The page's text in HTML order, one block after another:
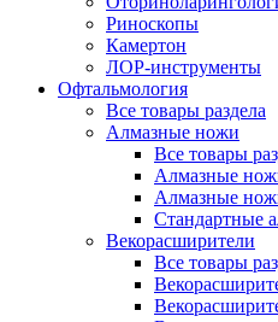
Риноскопы
Камертон
ЛОР-инструменты
Офтальмология
Все товары раздела
Алмазные ножи
Все товары
Алмазные
Алмазные
Стандартные
Векорасширители
Все товары